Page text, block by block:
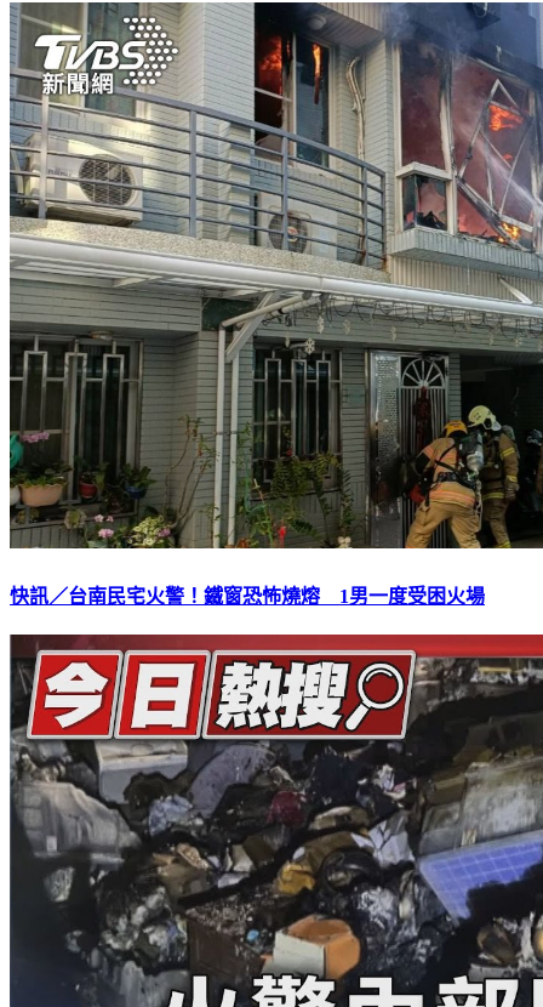
快訊／台南民宅火警！鐵窗恐怖燒熔 1男一度受困火場